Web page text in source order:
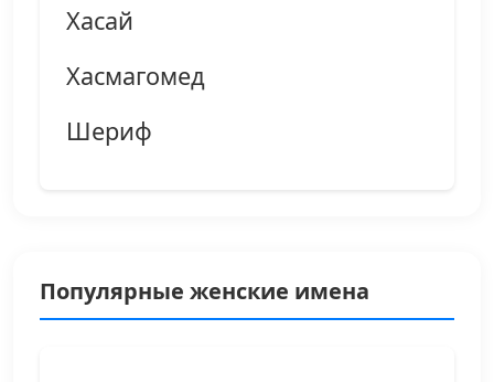
Хасай
Хасмагомед
Шериф
Популярные женские имена